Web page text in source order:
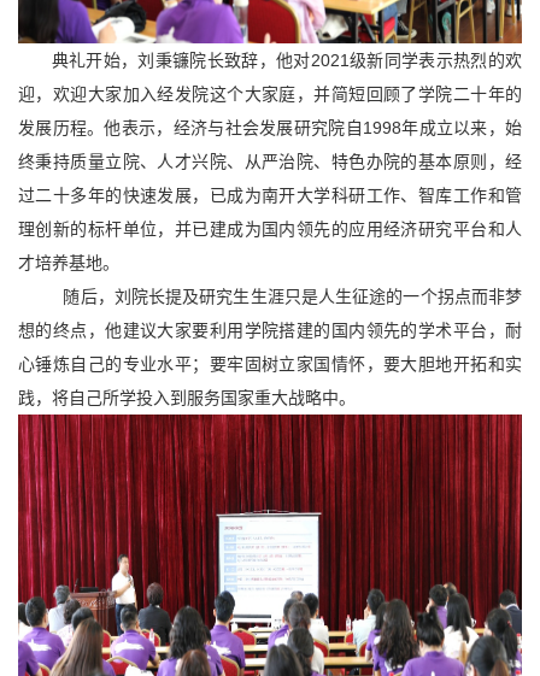
典礼开始，刘秉镰院长致辞，他对2021级新同学表示热烈的欢
迎，欢迎大家加入经发院这个大家庭，并简短回顾了学院二十年的
发展历程。他表示，经济与社会发展研究院自1998年成立以来，始
终秉持质量立院、人才兴院、从严治院、特色办院的基本原则，经
过二十多年的快速发展，已成为南开大学科研工作、智库工作和管
理创新的标杆单位，并已建成为国内领先的应用经济研究平台和人
才培养基地。
随后，刘院长提及研究生生涯只是人生征途的一个拐点而非梦
想的终点，他建议大家要利用学院搭建的国内领先的学术平台，耐
心锤炼自己的专业水平；要牢固树立家国情怀，要大胆地开拓和实
践，将自己所学投入到服务国家重大战略中。